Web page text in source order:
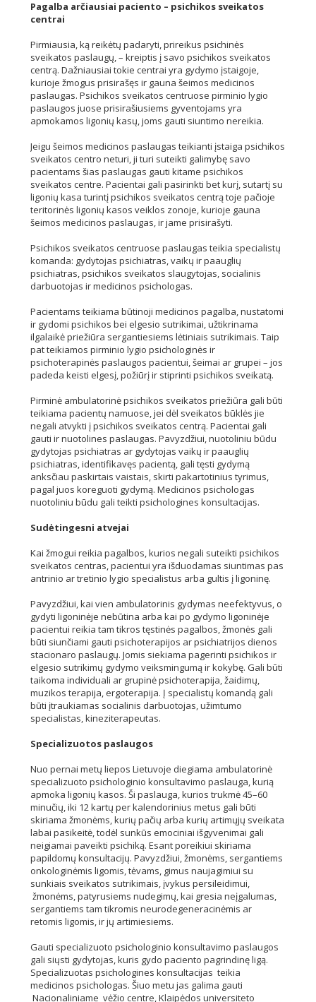
Pagalba arčiausiai paciento – psichikos sveikatos
centrai
Pirmiausia, ką reikėtų padaryti, prireikus psichinės
sveikatos paslaugų, – kreiptis į savo psichikos sveikatos
centrą. Dažniausiai tokie centrai yra gydymo įstaigoje,
kurioje žmogus prisirašęs ir gauna šeimos medicinos
paslaugas. Psichikos sveikatos centruose pirminio lygio
paslaugos juose prisirašiusiems gyventojams yra
apmokamos ligonių kasų, joms gauti siuntimo nereikia.
Jeigu šeimos medicinos paslaugas teikianti įstaiga psichikos
sveikatos centro neturi, ji turi suteikti galimybę savo
pacientams šias paslaugas gauti kitame psichikos
sveikatos centre. Pacientai gali pasirinkti bet kurį, sutartį su
ligonių kasa turintį psichikos sveikatos centrą toje pačioje
teritorinės ligonių kasos veiklos zonoje, kurioje gauna
šeimos medicinos paslaugas, ir jame prisirašyti.
Psichikos sveikatos centruose paslaugas teikia specialistų
komanda: gydytojas psichiatras, vaikų ir paauglių
psichiatras, psichikos sveikatos slaugytojas, socialinis
darbuotojas ir medicinos psichologas.
Pacientams teikiama būtinoji medicinos pagalba, nustatomi
ir gydomi psichikos bei elgesio sutrikimai, užtikrinama
ilgalaikė priežiūra sergantiesiems lėtiniais sutrikimais. Taip
pat teikiamos pirminio lygio psichologinės ir
psichoterapinės paslaugos pacientui, šeimai ar grupei – jos
padeda keisti elgesį, požiūrį ir stiprinti psichikos sveikatą.
Pirminė ambulatorinė psichikos sveikatos priežiūra gali būti
teikiama pacientų namuose, jei dėl sveikatos būklės jie
negali atvykti į psichikos sveikatos centrą. Pacientai gali
gauti ir nuotolines paslaugas. Pavyzdžiui, nuotoliniu būdu
gydytojas psichiatras ar gydytojas vaikų ir paauglių
psichiatras, identifikavęs pacientą, gali tęsti gydymą
anksčiau paskirtais vaistais, skirti pakartotinius tyrimus,
pagal juos koreguoti gydymą. Medicinos psichologas
nuotoliniu būdu gali teikti psichologines konsultacijas.
Sudėtingesni atvejai
Kai žmogui reikia pagalbos, kurios negali suteikti psichikos
sveikatos centras, pacientui yra išduodamas siuntimas pas
antrinio ar tretinio lygio specialistus arba gultis į ligoninę.
Pavyzdžiui, kai vien ambulatorinis gydymas neefektyvus, o
gydyti ligoninėje nebūtina arba kai po gydymo ligoninėje
pacientui reikia tam tikros tęstinės pagalbos, žmonės gali
būti siunčiami gauti psichoterapijos ar psichiatrijos dienos
stacionaro paslaugų. Jomis siekiama pagerinti psichikos ir
elgesio sutrikimų gydymo veiksmingumą ir kokybę. Gali būti
taikoma individuali ar grupinė psichoterapija, žaidimų,
muzikos terapija, ergoterapija. Į specialistų komandą gali
būti įtraukiamas socialinis darbuotojas, užimtumo
specialistas, kineziterapeutas.
Specializuotos paslaugos
Nuo pernai metų liepos Lietuvoje diegiama ambulatorinė
specializuoto psichologinio konsultavimo paslauga, kurią
apmoka ligonių kasos. Ši paslauga, kurios trukmė 45–60
minučių, iki 12 kartų per kalendorinius metus gali būti
skiriama žmonėms, kurių pačių arba kurių artimųjų sveikata
labai pasikeitė, todėl sunkūs emociniai išgyvenimai gali
neigiamai paveikti psichiką. Esant poreikiui skiriama
papildomų konsultacijų. Pavyzdžiui, žmonėms, sergantiems
onkologinėmis ligomis, tėvams, gimus naujagimiui su
sunkiais sveikatos sutrikimais, įvykus persileidimui,
žmonėms, patyrusiems nudegimų, kai gresia neįgalumas,
sergantiems tam tikromis neurodegeneracinėmis ar
retomis ligomis, ir jų artimiesiems.
Gauti specializuoto psichologinio konsultavimo paslaugos
gali siųsti gydytojas, kuris gydo paciento pagrindinę ligą.
Specializuotas psichologines konsultacijas teikia
medicinos psichologas. Šiuo metu jas galima gauti
Nacionaliniame vėžio centre, Klaipėdos universiteto